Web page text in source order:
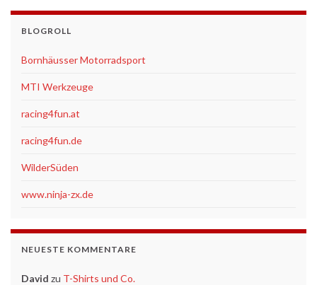
BLOGROLL
Bornhäusser Motorradsport
MTI Werkzeuge
racing4fun.at
racing4fun.de
WilderSüden
www.ninja-zx.de
NEUESTE KOMMENTARE
David zu T-Shirts und Co.